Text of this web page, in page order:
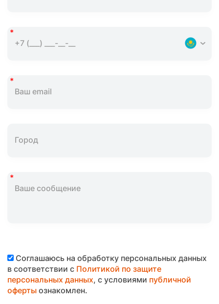
Соглашаюсь на обработку персональных данных
в соответствии с Политикой по защите
персональных данных, с условиями публичной
офертыознакомлен.